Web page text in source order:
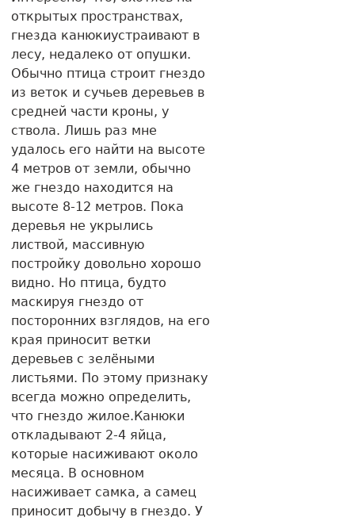
открытых пространствах,
гнезда канюкиустраивают в
лесу, недалеко от опушки.
Обычно птица строит гнездо
из веток и сучьев деревьев в
средней части кроны, у
ствола. Лишь раз мне
удалось его найти на высоте
4 метров от земли, обычно
же гнездо находится на
высоте 8-12 метров. Пока
деревья не укрылись
листвой, массивную
постройку довольно хорошо
видно. Но птица, будто
маскируя гнездо от
посторонних взглядов, на его
края приносит ветки
деревьев с зелёными
листьями. По этому признаку
всегда можно определить,
что гнездо жилое.Канюки
откладывают 2-4 яйца,
которые насиживают около
месяца. В основном
насиживает самка, а самец
приносит добычу в гнездо. У